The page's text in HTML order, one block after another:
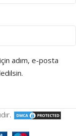
adım, e-posta